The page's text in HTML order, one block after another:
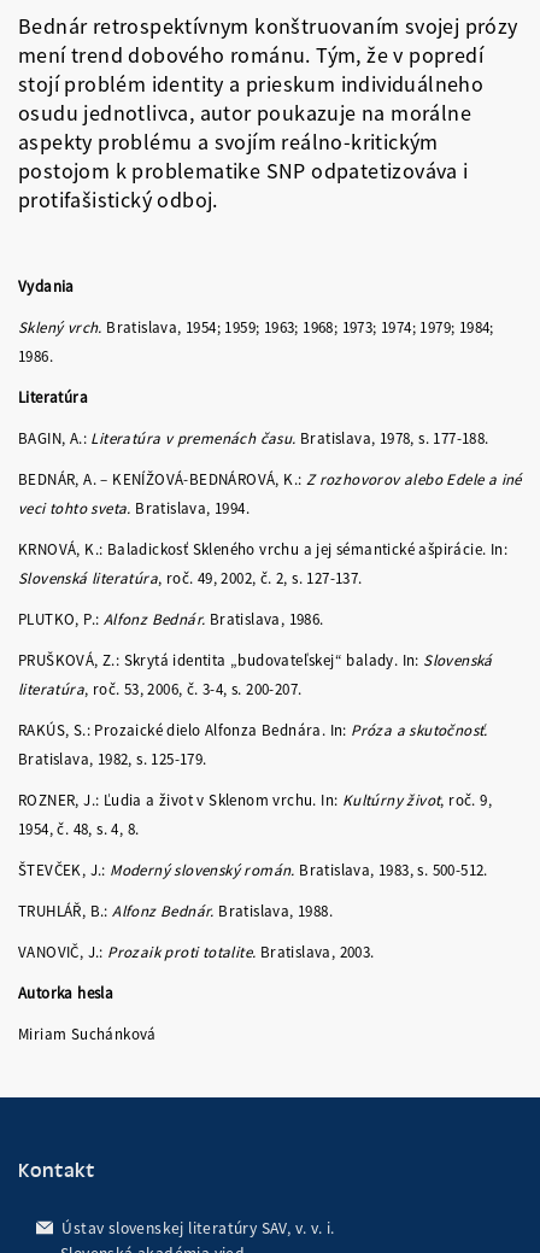
Bednár retrospektívnym konštruovaním svojej prózy
mení trend dobového románu. Tým, že v popredí
stojí problém identity a prieskum individuálneho
osudu jednotlivca, autor poukazuje na morálne
aspekty problému a svojím reálno-kritickým
postojom k problematike SNP odpatetizováva i
protifašistický odboj.
Vydania
Sklený vrch. Bratislava, 1954; 1959; 1963; 1968; 1973; 1974; 1979; 1984;
1986.
Literatúra
BAGIN, A.: Literatúra v premenách času. Bratislava, 1978, s. 177-188.
BEDNÁR, A. – KENÍŽOVÁ-BEDNÁROVÁ, K.: Z rozhovorov alebo Edele a iné
veci tohto sveta. Bratislava, 1994.
KRNOVÁ, K.: Baladickosť Skleného vrchu a jej sémantické ašpirácie. In:
Slovenská literatúra, roč. 49, 2002, č. 2, s. 127-137.
PLUTKO, P.: Alfonz Bednár. Bratislava, 1986.
PRUŠKOVÁ, Z.: Skrytá identita „budovateľskej“ balady. In: Slovenská
literatúra, roč. 53, 2006, č. 3-4, s. 200-207.
RAKÚS, S.: Prozaické dielo Alfonza Bednára. In: Próza a skutočnosť.
Bratislava, 1982, s. 125-179.
ROZNER, J.: Ľudia a život v Sklenom vrchu. In: Kultúrny život, roč. 9,
1954, č. 48, s. 4, 8.
ŠTEVČEK, J.: Moderný slovenský román. Bratislava, 1983, s. 500-512.
TRUHLÁŘ, B.:Alfonz Bednár. Bratislava, 1988.
VANOVIČ, J.: Prozaik proti totalite. Bratislava, 2003.
Autorka hesla
Miriam Suchánková
Kontakt
Ústav slovenskej literatúry SAV, v. v. i.